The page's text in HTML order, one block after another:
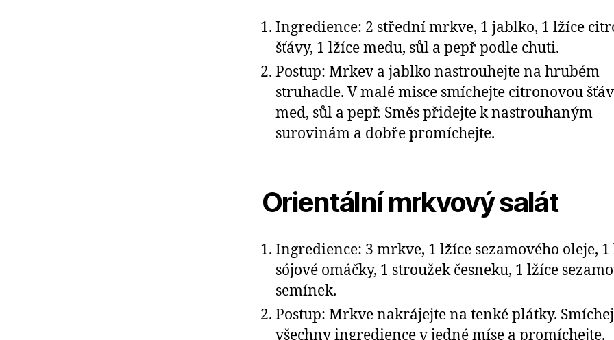
Ingredience: 2 střední mrkve, 1 jablko, 1 lžíce
šťávy, 1 lžíce medu, sůl a pepř podle chuti.
Postup: Mrkev a jablko nastrouhejte na hrubém
struhadle. V malé misce smíchejte citronovou
med, sůl a pepř. Směs přidejte k nastrouhaným
surovinám a dobře promíchejte.
Orientální mrkvový salát
Ingredience: 3 mrkve, 1 lžíce sezamového oleje,
sójové omáčky, 1 stroužek česneku, 1 lžíce
semínek.
Postup: Mrkve nakrájejte na tenké plátky.
všechny ingredience v jedné míse a promíchejte.